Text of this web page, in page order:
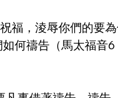
福，淩辱你們的要為
何禱告（馬太福音